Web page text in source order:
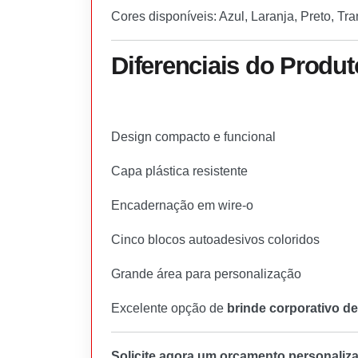
Cores disponíveis: Azul, Laranja, Preto,
Diferenciais do
Design compacto e funcional
Capa plástica resistente
Encadernação em wire-o
Cinco blocos autoadesivos coloridos
Grande área para personalização
Excelente opção de brinde corporativo